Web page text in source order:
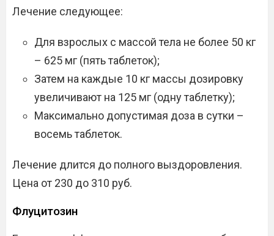
Лечение следующее:
Для взрослых с массой тела не более 50 кг
– 625 мг (пять таблеток);
Затем на каждые 10 кг массы дозировку
увеличивают на 125 мг (одну таблетку);
Максимально допустимая доза в сутки –
восемь таблеток.
Лечение длится до полного выздоровления.
Цена от 230 до 310 руб.
Флуцитозин